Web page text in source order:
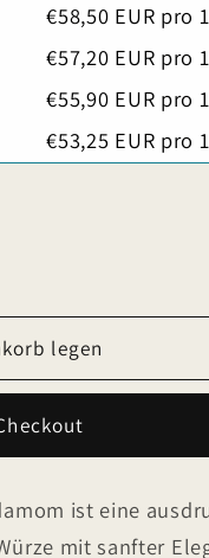
€58,50 EUR pro
€57,20 EUR pro
€55,90 EUR pro
€53,25 EUR pro
legen
ist eine
mit sanfter